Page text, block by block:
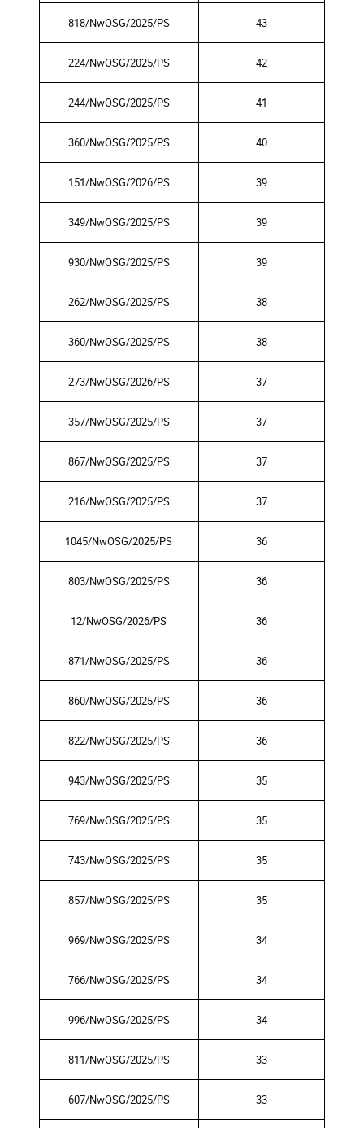
818/NwOSG/2025/PS 43
224/NwOSG/2025/PS 42
244/NwOSG/2025/PS 41
360/NwOSG/2025/PS 40
151/NwOSG/2026/PS 39
349/NwOSG/2025/PS 39
930/NwOSG/2025/PS 39
262/NwOSG/2025/PS 38
360/NwOSG/2025/PS 38
273/NwOSG/2026/PS 37
357/NwOSG/2025/PS 37
867/NwOSG/2025/PS 37
216/NwOSG/2025/PS 37
1045/NwOSG/2025/PS 36
803/NwOSG/2025/PS 36
12/NwOSG/2026/PS 36
871/NwOSG/2025/PS 36
860/NwOSG/2025/PS 36
822/NwOSG/2025/PS 36
943/NwOSG/2025/PS 35
769/NwOSG/2025/PS 35
743/NwOSG/2025/PS 35
857/NwOSG/2025/PS 35
969/NwOSG/2025/PS 34
766/NwOSG/2025/PS 34
996/NwOSG/2025/PS 34
811/NwOSG/2025/PS 33
607/NwOSG/2025/PS 33